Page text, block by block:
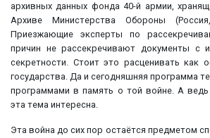
архивных данных фонда 40-й армии,
Архиве Министерства Обороны
Приезжающие эксперты по
причин не рассекречивают документы с
секретности. Стоит это расценивать как
государства. Да и сегодняшняя программа
программами в память о той войне. А
эта тема интересна.
Эта война до сих пор остаётся предметом